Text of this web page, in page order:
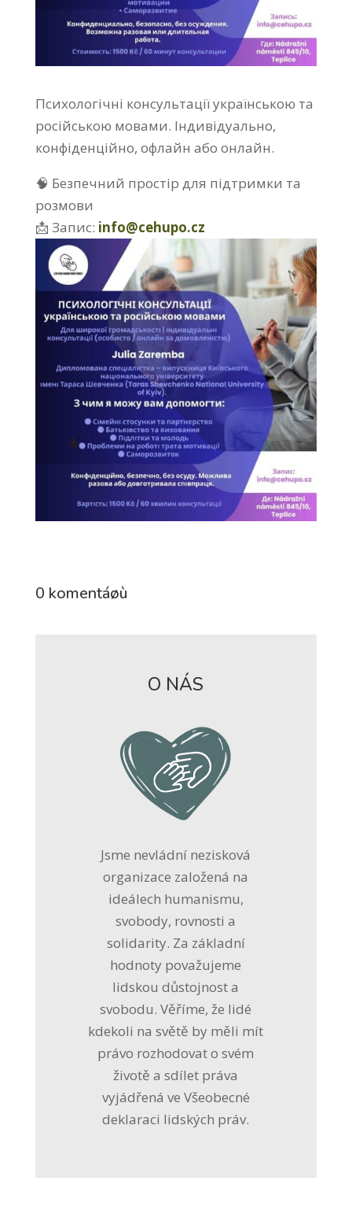
Психологічні консультації українською та
російською мовами. Індивідуально,
конфіденційно, офлайн або онлайн.
🧠 Безпечний простір для підтримки та
розмови
📩 Запис: info@cehupo.cz
0 komentáøù
O NÁS
Jsme nevládní nezisková
organizace založená na
ideálech humanismu,
svobody, rovnosti a
solidarity. Za základní
hodnoty považujeme
lidskou důstojnost a
svobodu. Věříme, že lidé
kdekoli na světě by měli mít
právo rozhodovat o svém
životě a sdílet práva
vyjádřená ve Všeobecné
deklaraci lidských práv.